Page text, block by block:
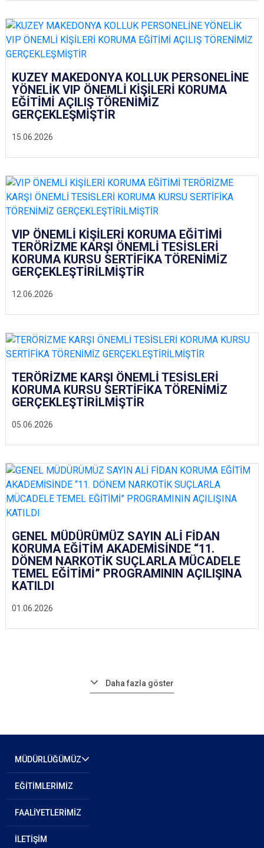
15.06.2026
KUZEY MAKEDONYA KOLLUK PERSONELİNE
YÖNELİK VIP ÖNEMLİ KİŞİLERİ KORUMA
EĞİTİMİ AÇILIŞ TÖRENİMİZ
GERÇEKLEŞMİŞTİR
12.06.2026
VIP ÖNEMLİ KİŞİLERİ KORUMA EĞİTİMİ
TERÖRİZME KARŞI ÖNEMLİ TESİSLERİ
KORUMA KURSU SERTİFİKA TÖRENİMİZ
GERÇEKLEŞTİRİLMİŞTİR
05.06.2026
TERÖRİZME KARŞI ÖNEMLİ TESİSLERİ
KORUMA KURSU SERTİFİKA TÖRENİMİZ
GERÇEKLEŞTİRİLMİŞTİR
01.06.2026
GENEL MÜDÜRÜMÜZ SAYIN ALİ FİDAN
KORUMA EĞİTİM AKADEMİSİNDE “11.
DÖNEM NARKOTİK SUÇLARLA MÜCADELE
TEMEL EĞİTİMİ” PROGRAMININ AÇILIŞINA
KATILDI
Daha fazla göster
MÜDÜRLÜĞÜMÜZ
EĞİTİMLERİMİZ
FAALİYETLERİMİZ
İLETİŞİM